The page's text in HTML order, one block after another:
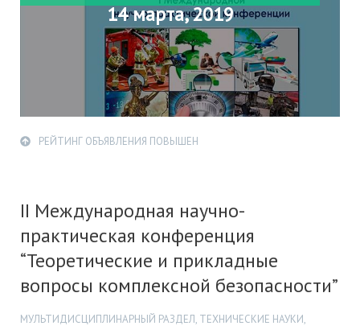
14 марта, 2019
РЕЙТИНГ ОБЪЯВЛЕНИЯ ПОВЫШЕН
II Международная научно-
практическая конференция
“Теоретические и прикладные
вопросы комплексной безопасности”
МУЛЬТИДИСЦИПЛИНАРНЫЙ РАЗДЕЛ, ТЕХНИЧЕСКИЕ НАУКИ,